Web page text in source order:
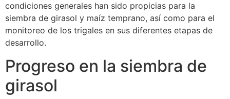
condiciones generales han sido propicias para la
siembra de girasol y maíz temprano, así como para el
monitoreo de los trigales en sus diferentes etapas de
desarrollo.
Progreso en la siembra de
girasol